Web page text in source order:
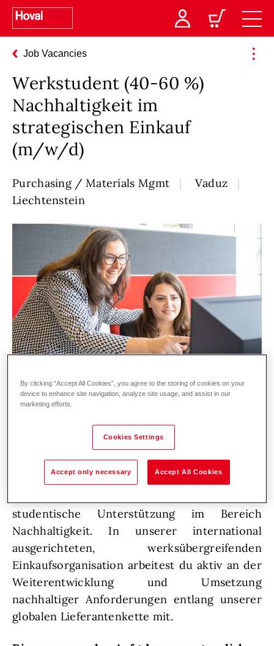
Job Vacancies
Werkstudent (40-60 %)
Nachhaltigkeit im
strategischen Einkauf
(m/w/d)
Purchasing / Materials Mgmt
Vaduz
Liechtenstein
Nachhaltigkeit im Einkauf aktiv mitgestalten
Zur Verstärkung unseres Strategischen
studentische Unterstützung im Bereich
Nachhaltigkeit. In unserer international
ausgerichteten, werksübergreifenden
Einkaufsorganisation arbeitest du aktiv an der
Weiterentwicklung und Umsetzung
nachhaltiger Anforderungen entlang unserer
globalen Lieferantenkette mit.
By clicking “Accept All Cookies”, you agree to the storing of cookies on your
device to enhance site navigation, analyze site usage, and assist in our
marketing efforts.
Cookies Settings
Accept only necessary Accept All Cookies